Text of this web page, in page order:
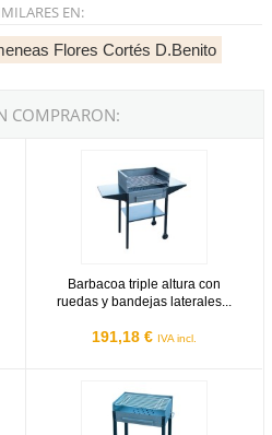
EN:
Flores Cortés D.Benito
COMPRARON:
Barbacoa triple altura con
ruedas y bandejas laterales...
191,18 € IVA incl.